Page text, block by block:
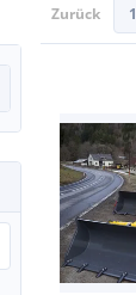
Zurück 1